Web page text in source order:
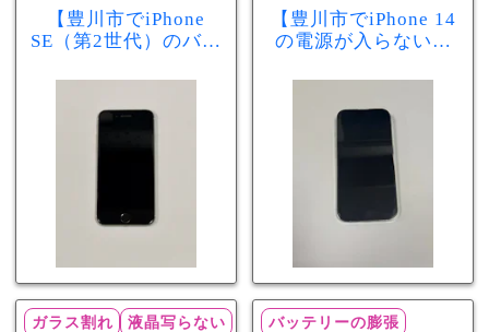
【豊川市でiPhone
SE（第2世代）のバッ
スマ豊川店】電池の
減りが早い症状も当
【豊川市でiPhone 14
の電源が入らない修
店】バッテリー交換
で復旧するケースも
あります！
ガラス割れ 液晶写らない バッテリーの膨張